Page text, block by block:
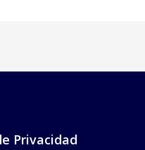
Privacidad